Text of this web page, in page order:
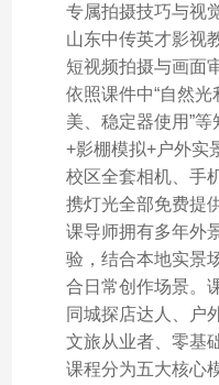
专属拍摄技巧与视
山东中传英才影视
短视频拍摄与画面
依照课件中“自然
美、稳定器使用”
+影棚模拟+户外实
校区全套相机、手
携灯光全部免费提
课导师拥有多年外
验，结合本地实景
合日常创作场景。
同城探店达人、户
文旅从业者、零基
课程分为五大核心